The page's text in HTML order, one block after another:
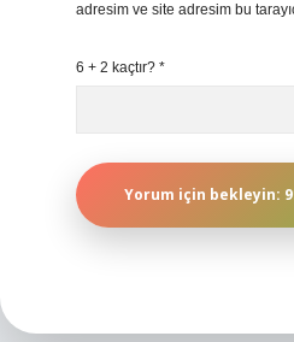
adresim ve site adresim bu
6 + 2 kaçtır? *